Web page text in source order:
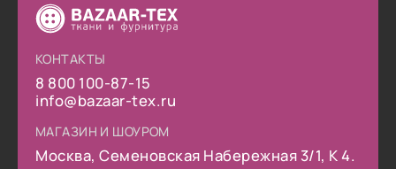
КОНТАКТЫ
8 800 100-87-15
info@bazaar-tex.ru
МАГАЗИН И ШОУРОМ
Москва, Семеновская Набережная 3/1, К 4.